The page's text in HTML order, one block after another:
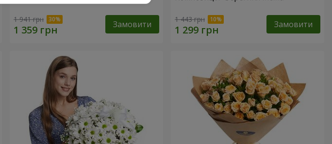
1 941 грн Замовити 1 443 грн Замовити